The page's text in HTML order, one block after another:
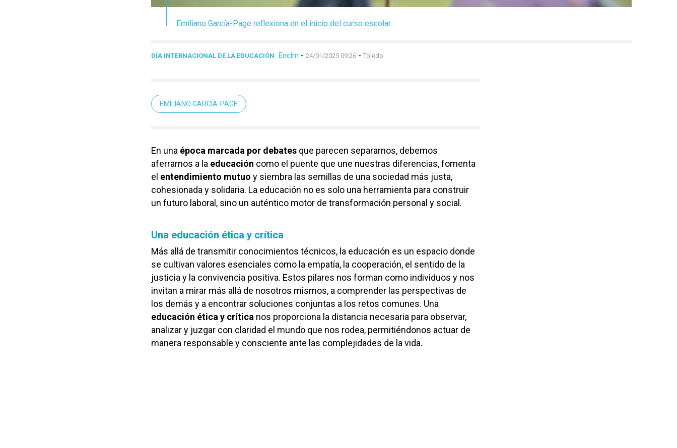
Emiliano García-Page reflexiona en el inicio del curso escolar.
DÍA INTERNACIONAL DE LA EDUCACIÓN Enclm - 24/01/2025 09:26 - Toledo
EMILIANO GARCÍA-PAGE
En una época marcada por debates que parecen separarnos, debemos
aferrarnos a la educación como el puente que une nuestras diferencias, fomenta
el entendimiento mutuo y siembra las semillas de una sociedad más justa,
cohesionada y solidaria. La educación no es solo una herramienta para construir
un futuro laboral, sino un auténtico motor de transformación personal y social.
Una educación ética y crítica
Más allá de transmitir conocimientos técnicos, la educación es un espacio donde
se cultivan valores esenciales como la empatía, la cooperación, el sentido de la
justicia y la convivencia positiva. Estos pilares nos forman como individuos y nos
invitan a mirar más allá de nosotros mismos, a comprender las perspectivas de
los demás y a encontrar soluciones conjuntas a los retos comunes. Una
educación ética y crítica nos proporciona la distancia necesaria para observar,
analizar y juzgar con claridad el mundo que nos rodea, permitiéndonos actuar de
manera responsable y consciente ante las complejidades de la vida.